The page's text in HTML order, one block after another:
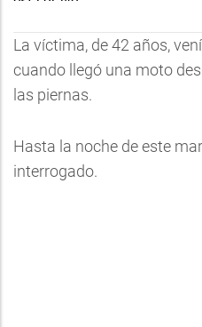
La víctima, de 42 años,
cuando llegó una moto
las piernas.
Hasta la noche de este
interrogado.